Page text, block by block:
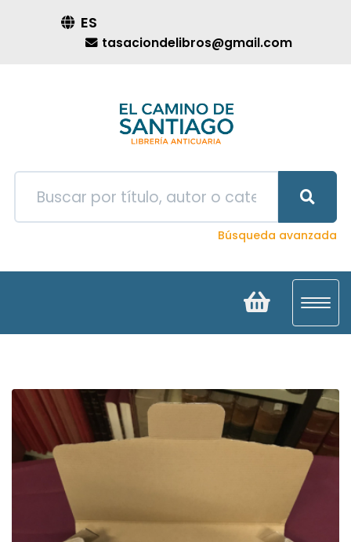
ES
tasaciondelibros@gmail.com
Búsqueda avanzada